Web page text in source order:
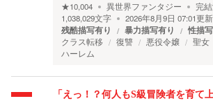
★10,004 異世界ファンタジー 完
1,038,029文字 2026年8月9日 07:01更新
残酷描写有り 暴力描写有り 性描
クラス転移 復讐 悪役令嬢 聖女
ハーレム
「えっ！？何人もS級冒険者を育て